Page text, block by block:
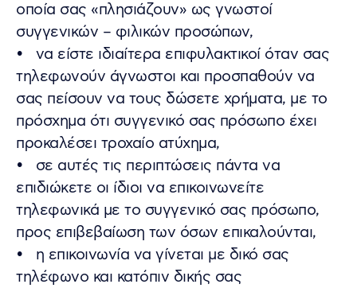
οποία σας «πλησιάζουν» ως γνωστοί
συγγενικών – φιλικών προσώπων,
• να είστε ιδιαίτερα επιφυλακτικοί όταν σας
τηλεφωνούν άγνωστοι και προσπαθούν να
σας πείσουν να τους δώσετε χρήματα, με το
πρόσχημα ότι συγγενικό σας πρόσωπο έχει
προκαλέσει τροχαίο ατύχημα,
• σε αυτές τις περιπτώσεις πάντα να
επιδιώκετε οι ίδιοι να επικοινωνείτε
τηλεφωνικά με το συγγενικό σας πρόσωπο,
προς επιβεβαίωση των όσων επικαλούνται,
• η επικοινωνία να γίνεται με δικό σας
τηλέφωνο και κατόπιν δικής σας